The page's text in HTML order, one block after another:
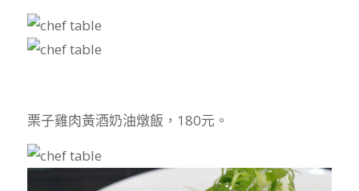
栗子雞肉黃酒奶油燉飯，180元。